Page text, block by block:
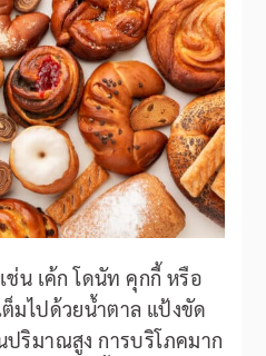
ช่น เค้ก โดนัท คุกกี้ หรือ
มไปด้วยน้ำตาล แป้งขัด
ปริมาณสูง การบริโภคมาก